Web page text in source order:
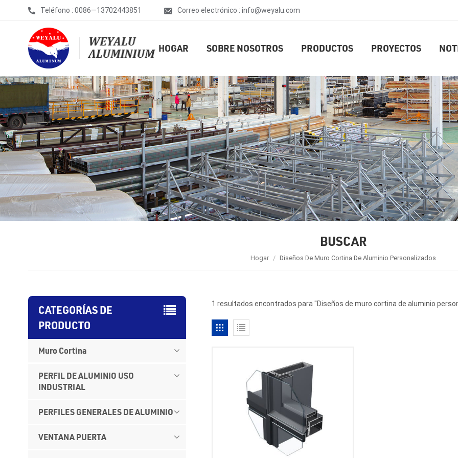
Teléfono : 0086—13702443851 Correo electrónico : info@weyalu.com
HOGAR SOBRE NOSOTROS PRODUCTOS PROYECTOS
BUSCAR
Hogar / Diseños De Muro Cortina De Aluminio Personalizados
1 resultados encontrados para "Diseños de muro cortina de aluminio
CATEGORÍAS DE
PRODUCTO
Muro Cortina
PERFIL DE ALUMINIO USO
INDUSTRIAL
PERFILES GENERALES DE ALUMINIO
VENTANA PUERTA